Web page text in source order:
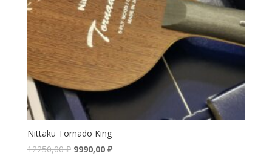
Nittaku Tornado King
12250,00₽ 9990,00 ₽